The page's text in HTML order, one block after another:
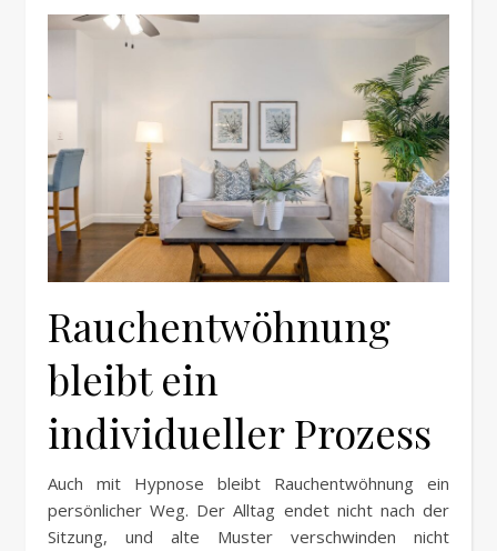
Rauchentwöhnung
bleibt ein
individueller Prozess
Auch mit Hypnose bleibt Rauchentwöhnung ein
persönlicher Weg. Der Alltag endet nicht nach der
Sitzung, und alte Muster verschwinden nicht